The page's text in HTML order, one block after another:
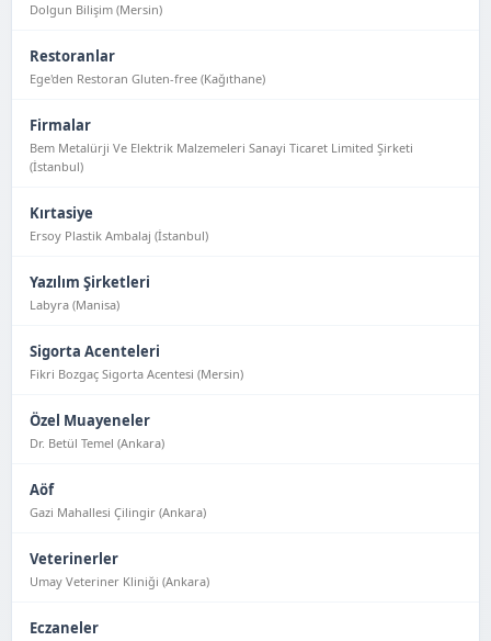
Dolgun Bilişim (Mersin)
Restoranlar
Ege'den Restoran Gluten-free (Kağıthane)
Firmalar
Bem Metalürji Ve Elektrik Malzemeleri Sanayi Ticaret Limited Şirketi
(İstanbul)
Kırtasiye
Ersoy Plastik Ambalaj (İstanbul)
Yazılım Şirketleri
Labyra (Manisa)
Sigorta Acenteleri
Fikri Bozgaç Sigorta Acentesi (Mersin)
Özel Muayeneler
Dr. Betül Temel (Ankara)
Aöf
Gazi Mahallesi Çilingir (Ankara)
Veterinerler
Umay Veteriner Kliniği (Ankara)
Eczaneler